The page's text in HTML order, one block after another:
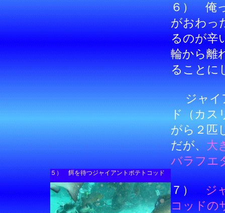
６） 俺
がおわっ
るのが辛
輪から離
ることに
ジャイ
ド（カス
がら２匹
だが、 大
バラフエ
５） 餌を待つジャイアントポテトコッド
７）ジ
コッドの